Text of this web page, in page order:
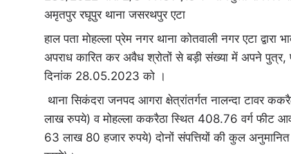
अमृतपुर रघूपुर थाना जसरथपुर एटा
हाल पता मोहल्ला प्रेम नगर थाना कोतवाली नगर एटा
अपराध कारित कर अवैध श्रोतों से बड़ी संख्या में अपने
दिनांक 28.05.2023 को ।
थाना सिकंदरा जनपद आगरा क्षेत्रांतर्गत नालन्दा
लाख रुपये) व मोहल्ला ककरैठा स्थित 408.76 वर्ग फीट
63 लाख 80 हजार रुपये) दोनों संपत्तियों की कुल